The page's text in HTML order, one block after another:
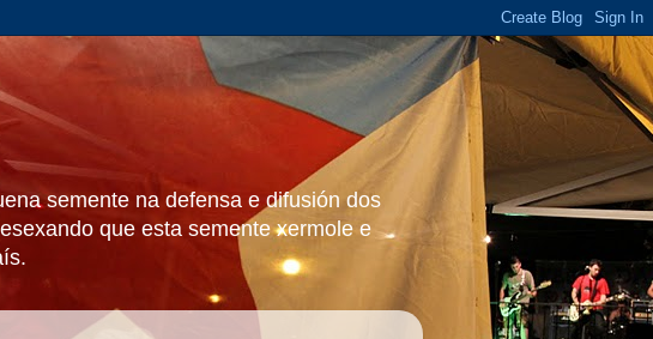
semente na defensa e difusión dos
que esta semente xermole e